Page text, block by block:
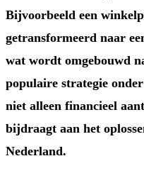
Bijvoorbeeld een
getransformeerd naar
wat wordt omgebouwd
populaire strategie
niet alleen financieel
bijdraagt aan het
Nederland.